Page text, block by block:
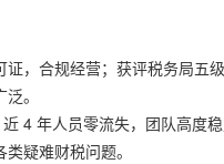
，合规经营；获评税务局五
。
4 年人员零流失，团队高度
疑难财税问题。